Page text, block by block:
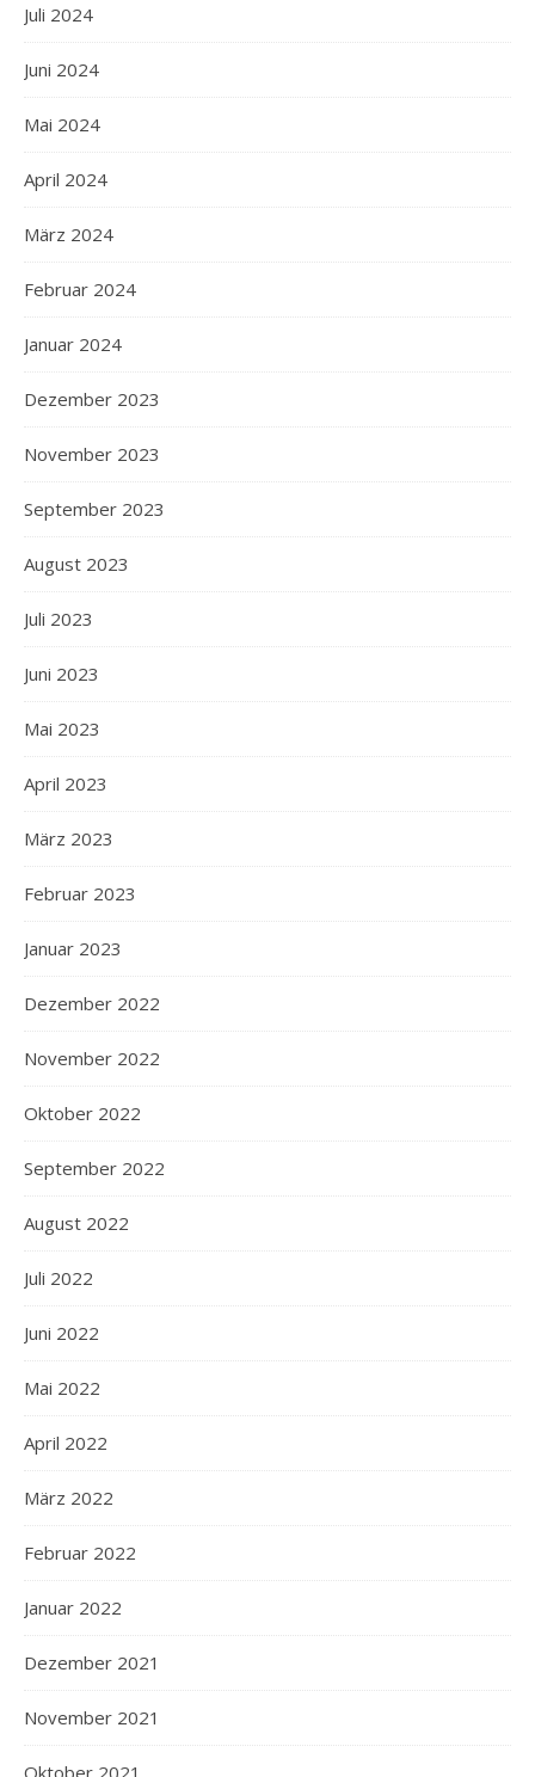
Juli 2024
Juni 2024
Mai 2024
April 2024
März 2024
Februar 2024
Januar 2024
Dezember 2023
November 2023
September 2023
August 2023
Juli 2023
Juni 2023
Mai 2023
April 2023
März 2023
Februar 2023
Januar 2023
Dezember 2022
November 2022
Oktober 2022
September 2022
August 2022
Juli 2022
Juni 2022
Mai 2022
April 2022
März 2022
Februar 2022
Januar 2022
Dezember 2021
November 2021
Oktober 2021